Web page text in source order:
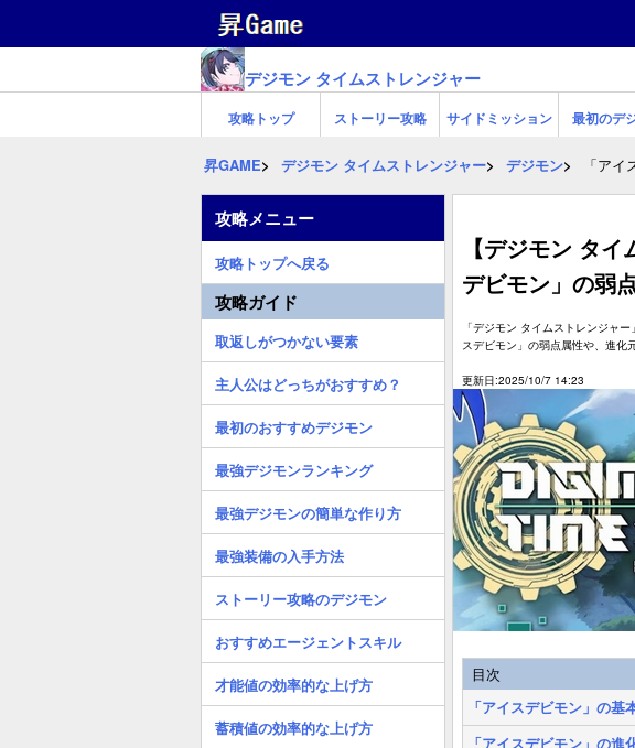
デジモン タイムストレンジャー
攻略トップ ストーリー攻略 サイドミッション 最初のデ
昇GAME デジモン タイムストレンジャー デジモン 「ア
【デジモン タ
デビモン」の弱
「デジモン タイムストレンジャ
スデビモン」の弱点属性や、進化
更新日:2025/10/7 14:23
目次
「アイスデビモン」の基
「アイスデビモン」の進
攻略メニュー
攻略トップへ戻る
攻略ガイド
取返しがつかない要素
主人公はどっちがおすすめ？
最初のおすすめデジモン
最強デジモンランキング
最強デジモンの簡単な作り方
最強装備の入手方法
ストーリー攻略のデジモン
おすすめエージェントスキル
才能値の効率的な上げ方
蓄積値の効率的な上げ方